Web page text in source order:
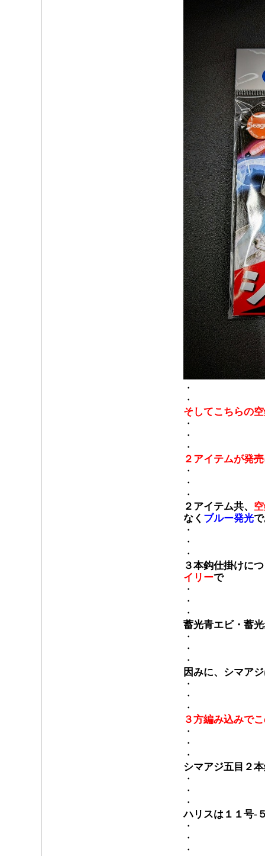
・
・
そしてこちらの
・
・
・
２アイテムが発
・
・
・
２アイテム共、
なく ブルー発光
・
・
・
３本鈎仕掛けに
イリーで
・
・
・
蓄光青エビ・蓄
・
・
・
因みに、シマア
・
・
・
３方編み込みで
・
・
・
シマアジ五目２
・
・
・
ハリスは１１号-
・
・
・